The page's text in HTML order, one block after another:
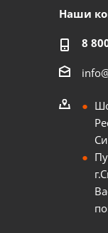
Наши
8